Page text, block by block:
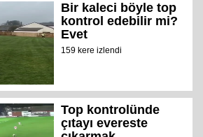
Bir kaleci böyle top
kontrol edebilir mi?
Evet
159 kere izlendi
Top kontrolünde
çıtayı evereste